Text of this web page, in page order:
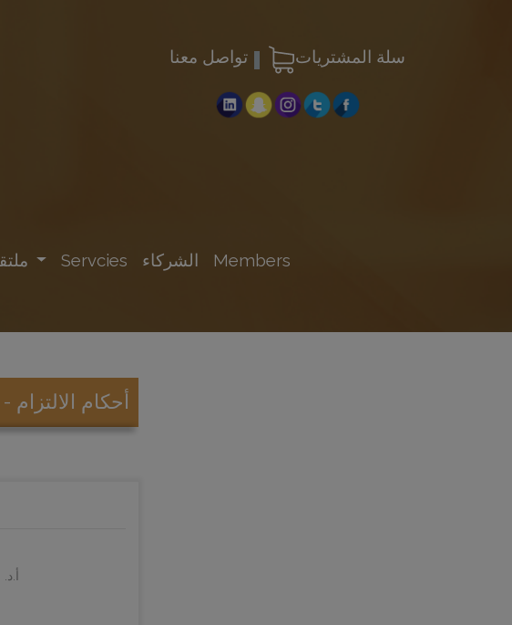
تواصل معنا سلة المشتريات
Servcies الشركاء Members
أحكام